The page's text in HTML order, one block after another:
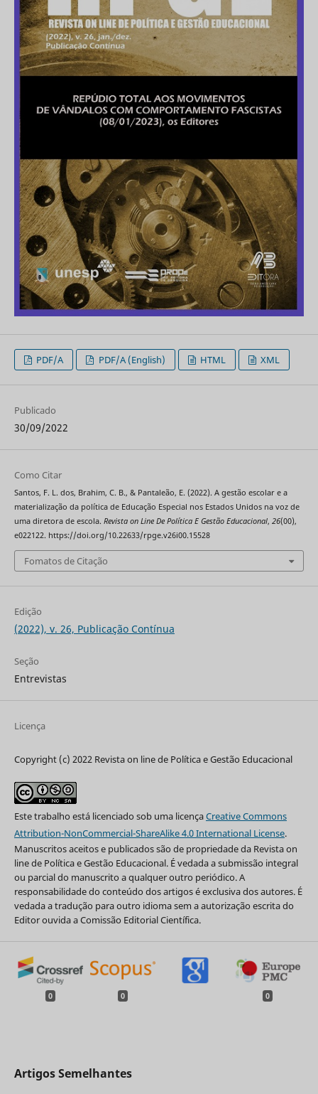
PDF/A PDF/A (English) HTML XML
Publicado
30/09/2022
Como Citar
Santos, F. L. dos, Brahim, C. B., & Pantaleão, E. (2022). A gestão escolar e a
materialização da política de Educação Especial nos Estados Unidos na voz de
uma diretora de escola. Revista on Line De Política E Gestão Educacional, 26(00),
e022122. https://doi.org/10.22633/rpge.v26i00.15528
Fomatos de Citação
Edição
(2022), v. 26, Publicação Contínua
Seção
Entrevistas
Licença
Copyright (c) 2022 Revista on line de Política e Gestão Educacional
Este trabalho está licenciado sob uma licençaCreative Commons
Attribution-NonCommercial-ShareAlike 4.0 International License.
Manuscritos aceitos e publicados são de propriedade da Revista on
line de Política e Gestão Educacional. É vedada a submissão integral
ou parcial do manuscrito a qualquer outro periódico. A
responsabilidade do conteúdo dos artigos é exclusiva dos autores. É
vedada a tradução para outro idioma sem a autorização escrita do
Editor ouvida a Comissão Editorial Científica.
0 0 0
Artigos Semelhantes